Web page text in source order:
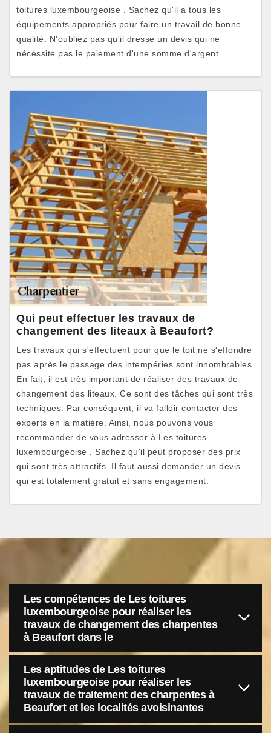
toitures luxembourgeoise . Sachez qu'il a tous les
équipements appropriés pour faire un travail de bonne
qualité. N'oubliez pas qu'il dresse un devis qui ne
nécessite pas le paiement d'une somme d'argent.
Qui peut effectuer les travaux de
changement des liteaux à Beaufort?
Les travaux qui s'effectuent pour que le toit ne s'effondre
pas après le passage des intempéries sont innombrables.
En fait, il est très important de réaliser des travaux de
changement des liteaux. Ce sont des tâches qui sont très
techniques. Par conséquent, il va falloir contacter des
experts en la matière. Ainsi, nous pouvons vous
recommander de vous adresser à Les toitures
luxembourgeoise . Sachez qu'il peut proposer des prix
qui sont très attractifs. Il faut aussi demander un devis
qui est totalement gratuit et sans engagement.
Les compétences de Les toitures
luxembourgeoise pour réaliser les
travaux de changement des charpentes
à Beaufort dans le
Les aptitudes de Les toitures
luxembourgeoise pour réaliser les
travaux de traitement des charpentes à
Beaufort et les localités avoisinantes